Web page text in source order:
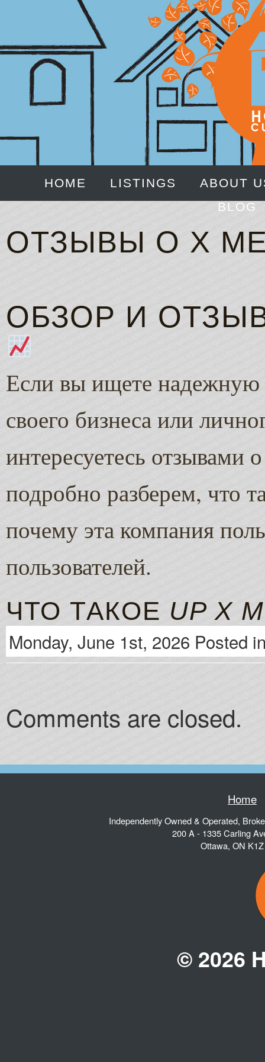
HOME LISTINGS
ABOUT
BLOG
ОТЗЫВЫ О X
ОБЗОР И
Если вы ищете
своего бизнеса или
интересуетесь отзывами
подробно разберем, что
почему эта компания
пользователей.
ЧТО ТАКОЕ UP X
Monday, June 1st, 2026 Posted
Comments are closed.
Home
Independently Owned & Operated,
200 A - 1335 Carling
Ottawa, ON
© 2026